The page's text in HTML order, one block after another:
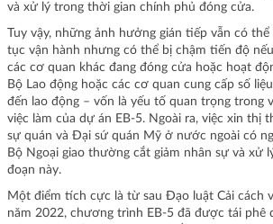
và xử lý trong thời gian chính phủ đóng cửa.
Tuy vậy, những ảnh hưởng gián tiếp vẫn có
tục vận hành nhưng có thể bị chậm tiến độ
các cơ quan khác đang đóng cửa hoặc hoạt
Bộ Lao động hoặc các cơ quan cung cấp số
đến lao động – vốn là yếu tố quan trọng trong
việc làm của dự án EB-5. Ngoài ra, việc xin thị
sự quán và Đại sứ quán Mỹ ở nước ngoài có
Bộ Ngoại giao thường cắt giảm nhân sự và xử
đoạn này.
Một điểm tích cực là từ sau Đạo luật Cải cách
năm 2022, chương trình EB-5 đã được tái phê